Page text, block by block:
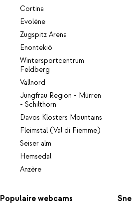
Cortina
Evolène
Zugspitz Arena
Enontekiö
Wintersportcentrum
Feldberg
Vallnord
Jungfrau Region - Mürren
- Schilthorn
Davos Klosters Mountains
Fleimstal (Val di Fiemme)
Seiser alm
Hemsedal
Anzère
Populaire webcams